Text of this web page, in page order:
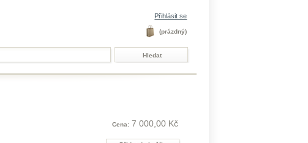
Přihlásit se
(prázdný)
Cena: 7 000,00 Kč